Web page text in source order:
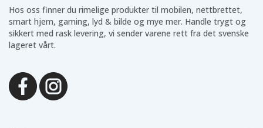
Hos oss finner du rimelige produkter til mobilen, nettbrettet,
smart hjem, gaming, lyd & bilde og mye mer. Handle trygt og
sikkert med rask levering, vi sender varene rett fra det svenske
lageret vårt.